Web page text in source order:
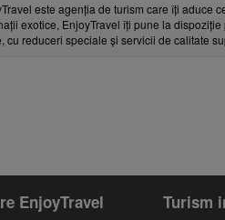
este agenția de turism care îți aduce
exotice, EnjoyTravel îți pune la
cu reduceri speciale și servicii de calitate
EnjoyTravel Turism